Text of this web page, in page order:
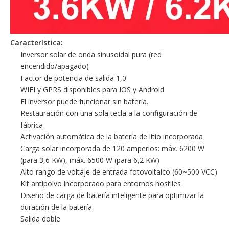
Característica:
Inversor solar de onda sinusoidal pura (red
encendido/apagado)
Factor de potencia de salida 1,0
WIFI y GPRS disponibles para IOS y Android
El inversor puede funcionar sin batería.
Restauración con una sola tecla a la configuración de
fábrica
Activación automática de la batería de litio incorporada
Carga solar incorporada de 120 amperios: máx. 6200 W
(para 3,6 KW), máx. 6500 W (para 6,2 KW)
Alto rango de voltaje de entrada fotovoltaico (60~500 VCC)
Kit antipolvo incorporado para entornos hostiles
Diseño de carga de batería inteligente para optimizar la
duración de la batería
Salida doble